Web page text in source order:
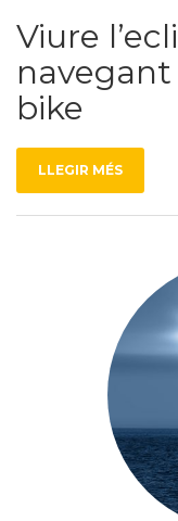
Viure
bike
LLEGIR MÉS